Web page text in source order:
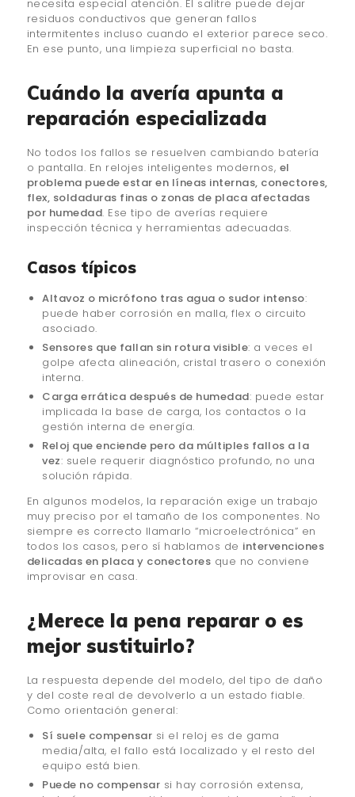
necesita especial atención. El salitre puede dejar
residuos conductivos que generan fallos
intermitentes incluso cuando el exterior parece seco.
En ese punto, una limpieza superficial no basta.
Cuándo la avería apunta a
reparación especializada
No todos los fallos se resuelven cambiando batería
o pantalla. En relojes inteligentes modernos, el
problema puede estar en líneas internas, conectores,
flex, soldaduras finas o zonas de placa afectadas
por humedad. Ese tipo de averías requiere
inspección técnica y herramientas adecuadas.
Casos típicos
Altavoz o micrófono tras agua o sudor intenso:
puede haber corrosión en malla, flex o circuito
asociado.
Sensores que fallan sin rotura visible: a veces el
golpe afecta alineación, cristal trasero o conexión
interna.
Carga errática después de humedad: puede estar
implicada la base de carga, los contactos o la
gestión interna de energía.
Reloj que enciende pero da múltiples fallos a la
vez: suele requerir diagnóstico profundo, no una
solución rápida.
En algunos modelos, la reparación exige un trabajo
muy preciso por el tamaño de los componentes. No
siempre es correcto llamarlo “microelectrónica” en
todos los casos, pero sí hablamos de intervenciones
delicadas en placa y conectores que no conviene
improvisar en casa.
¿Merece la pena reparar o es
mejor sustituirlo?
La respuesta depende del modelo, del tipo de daño
y del coste real de devolverlo a un estado fiable.
Como orientación general:
Sí suele compensar si el reloj es de gama
media/alta, el fallo está localizado y el resto del
equipo está bien.
Puede no compensar si hay corrosión extensa,